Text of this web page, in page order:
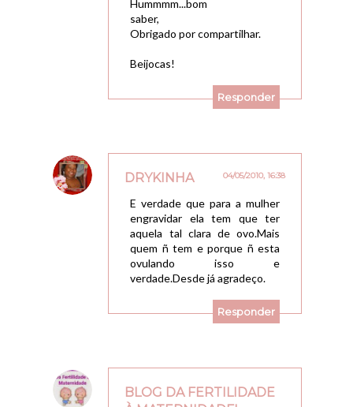
Hummmm...bom
saber,
Obrigado por compartilhar.
Beijocas!
Responder
DRYKINHA 04/05/2010, 16:38
E verdade que para a mulher
engravidar ela tem que ter
aquela tal clara de ovo.Mais
quem ñ tem e porque ñ esta
ovulando isso e
verdade.Desde já agradeço.
Responder
BLOG DA FERTILIDADE